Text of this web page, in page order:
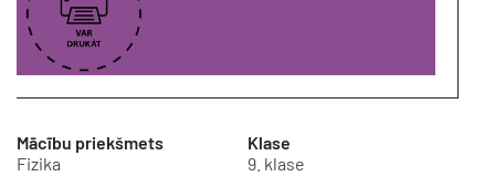
Mācību priekšmets
Fizika
Klase
9. klase